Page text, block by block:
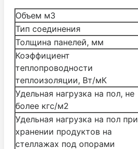
Объем м3
Тип соединения
Толщина панелей, мм
Коэффициент
теплопроводности
теплоизоляции, Вт/мК
Удельная нагрузка на пол, не
более кгс/м2
Удельная нагрузка на пол при
хранении продуктов на
стеллажах под опорами